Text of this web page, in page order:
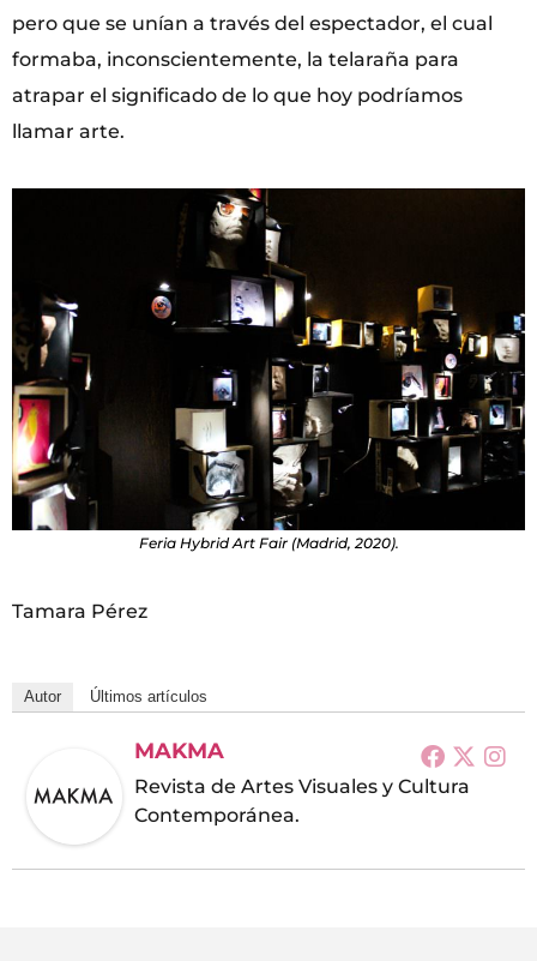
pero que se unían a través del espectador, el cual
formaba, inconscientemente, la telaraña para
atrapar el significado de lo que hoy podríamos
llamar arte.
Feria Hybrid Art Fair (Madrid, 2020).
Tamara Pérez
Autor Últimos artículos
MAKMA
Revista de Artes Visuales y Cultura
Contemporánea.